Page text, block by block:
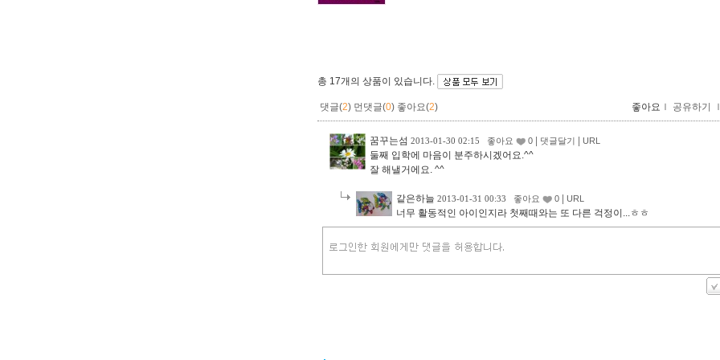
총 17개의 상품이 있습니다.
댓글(2) 먼댓글(0) 좋아요(2) 좋아요 ｌ 공유하기 ｌ
꿈꾸는섬 2013-01-30 02:15 좋아요 0 댓글달기 URL
둘째 입학에 마음이 분주하시겠어요.^^
잘 해낼거에요. ^^
같은하늘 2013-01-31 00:33 좋아요 0 URL
너무 활동적인 아이인지라 첫째때와는 또 다른 걱정이...ㅎㅎ